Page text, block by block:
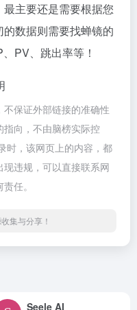
主要还是需要根据您
数据则需要找蝉镜的
PV、跳出率等！
保证外部链接的准确性
向，不由脑榜实际控
时，该网页上的内容，都
违规，可以直接联系网
任。
集与分享！
Seele AI